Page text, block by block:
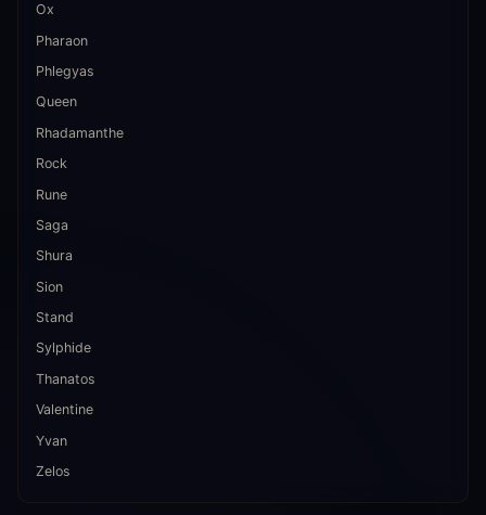
Ox
Pharaon
Phlegyas
Queen
Rhadamanthe
Rock
Rune
Saga
Shura
Sion
Stand
Sylphide
Thanatos
Valentine
Yvan
Zelos